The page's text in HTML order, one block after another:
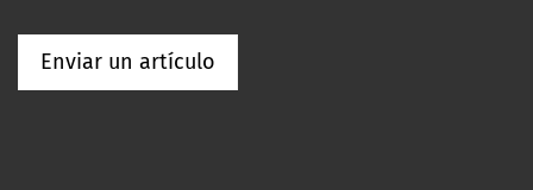
Enviar un artículo